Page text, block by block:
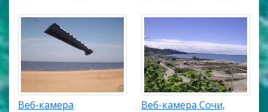
Веб-камера
Веб-камера Сочи,